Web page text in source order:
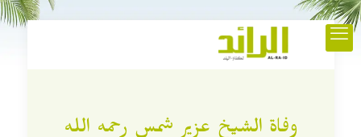
وفاة الشيخ عزير شمس رحمه الله